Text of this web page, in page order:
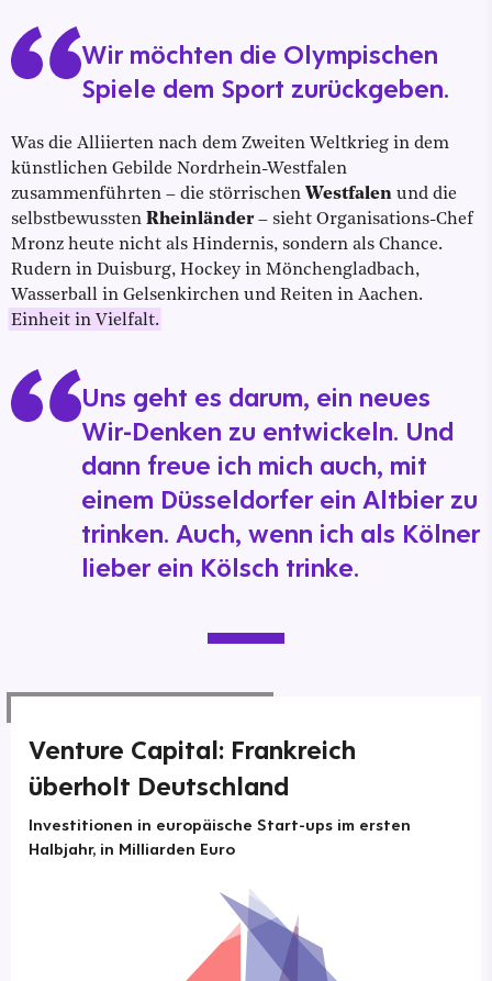
Wir möchten die Olympischen
Spiele dem Sport zurückgeben.
Was die Alliierten nach dem Zweiten Weltkrieg in dem
künstlichen Gebilde Nordrhein-Westfalen
zusammenführten – die störrischen Westfalen und die
selbstbewussten Rheinländer– sieht Organisations-Chef
Mronz heute nicht als Hindernis, sondern als Chance.
Rudern in Duisburg, Hockey in Mönchengladbach,
Wasserball in Gelsenkirchen und Reiten in Aachen.
Einheit in Vielfalt.
Uns geht es darum, ein neues
Wir-Denken zu entwickeln. Und
dann freue ich mich auch, mit
einem Düsseldorfer ein Altbier zu
trinken. Auch, wenn ich als Kölner
lieber ein Kölsch trinke.
Venture Capital: Frankreich
überholt Deutschland
Investitionen in europäische Start-ups im ersten
Halbjahr, in Milliarden Euro